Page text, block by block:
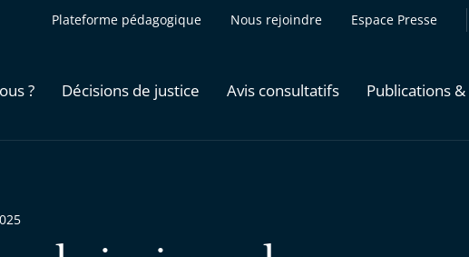
Plateforme pédagogique Nous rejoindre Espace Presse
? Décisions de justice Avis consultatifs Publications